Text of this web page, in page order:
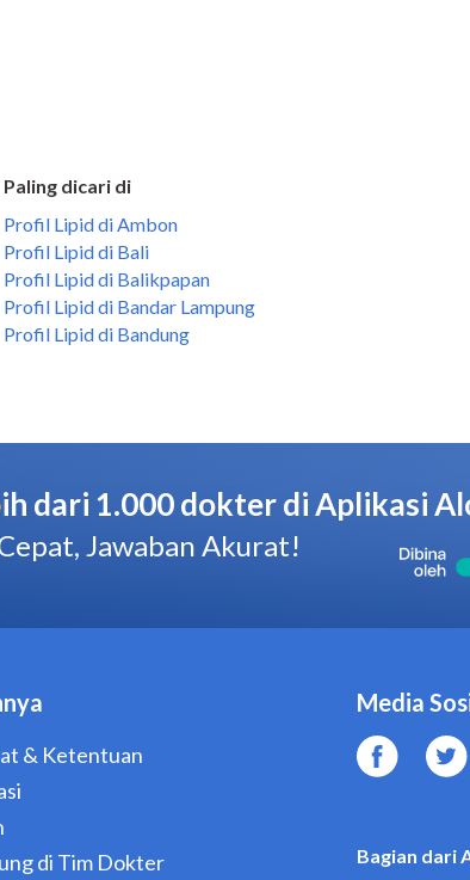
Paling dicari di
Profil Lipid di Ambon
Profil Lipid di Bali
Profil Lipid di Balikpapan
Profil Lipid di Bandar Lampung
Profil Lipid di Bandung